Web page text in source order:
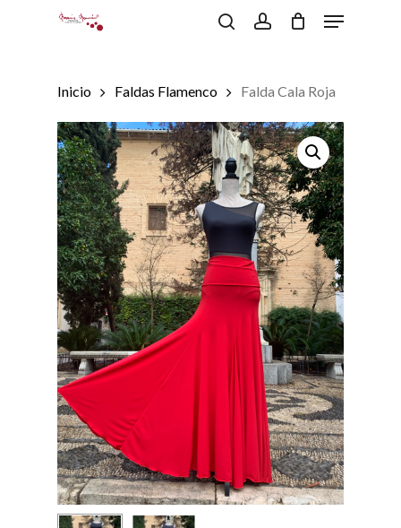
Menu
Inicio Faldas Flamenco Falda Cala Roja